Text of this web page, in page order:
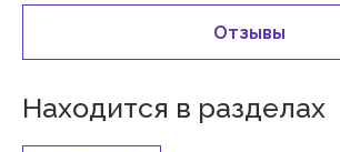
Отзывы
Находится в разделах